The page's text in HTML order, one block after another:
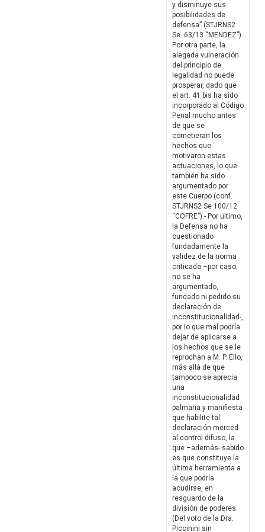
y disminuye sus
posibilidades de
defensa” (STJRNS2
Se. 63/13 “MENDEZ”).
Por otra parte, la
alegada vulneración
del principio de
legalidad no puede
prosperar, dado que
el art. 41 bis ha sido
incorporado al Código
Penal mucho antes
de que se
cometieran los
hechos que
motivaron estas
actuaciones, lo que
también ha sido
argumentado por
este Cuerpo (conf.
STJRNS2 Se 100/12
“COFRE”).- Por último,
la Defensa no ha
cuestionado
fundadamente la
validez de la norma
criticada –por caso,
no se ha
argumentado,
fundado ni pedido su
declaración de
inconstitucionalidad-,
por lo que mal podría
dejar de aplicarse a
los hechos que se le
reprochan a M. P. Ello,
más allá de que
tampoco se aprecia
una
inconstitucionalidad
palmaria y manifiesta
que habilite tal
declaración merced
al control difuso, la
que –además- sabido
es que constituye la
última herramienta a
la que podría
acudirse, en
resguardo de la
división de poderes.
(Del voto de la Dra.
Piccinini sin